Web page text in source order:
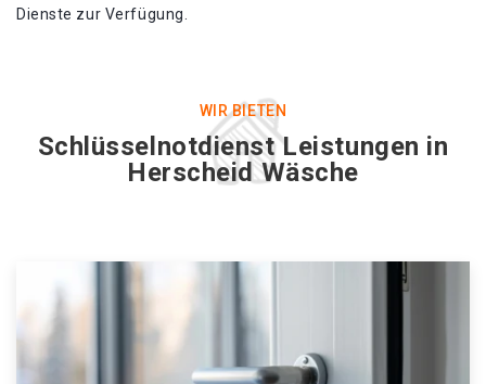
Dienste zur Verfügung.
WIR BIETEN
Schlüsselnotdienst Leistungen in
Herscheid Wäsche